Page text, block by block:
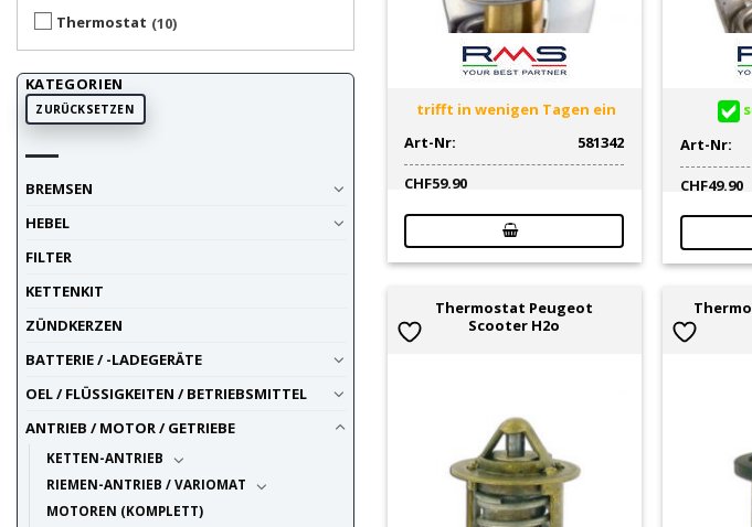
Thermostat 10
KATEGORIEN
ZURÜCKSETZEN
BREMSEN
HEBEL
FILTER
KETTENKIT
ZÜNDKERZEN
BATTERIE / -LADEGERÄTE
OEL / FLÜSSIGKEITEN / BETRIEBSMITTEL
ANTRIEB / MOTOR / GETRIEBE
KETTEN-ANTRIEB
RIEMEN-ANTRIEB / VARIOMAT
MOTOREN (KOMPLETT)
trifft in wenigen Tagen ein
Art-Nr:
581342
CHF59.90
Art-Nr:
CHF49.90
Thermostat Peugeot
Scooter H2o